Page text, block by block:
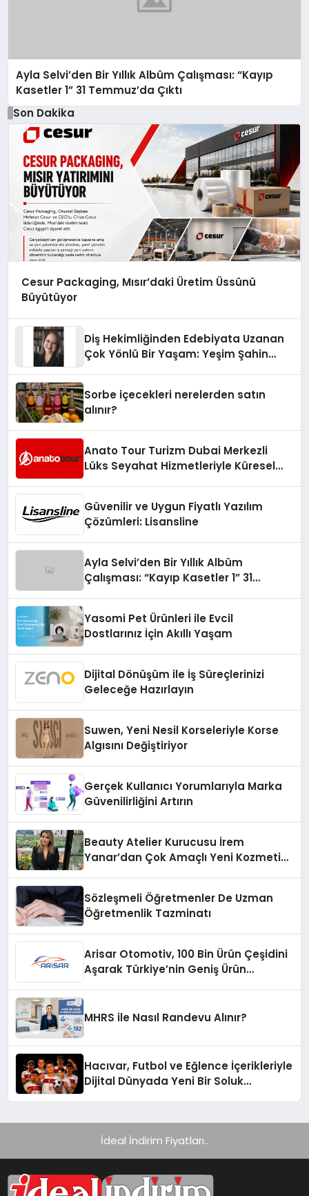
Ayla Selvi’den Bir Yıllık Albüm Çalışması: “Kayıp
Kasetler 1” 31 Temmuz’da Çıktı
Son Dakika
Cesur Packaging, Mısır’daki Üretim Üssünü
Büyütüyor
Diş Hekimliğinden Edebiyata Uzanan
Çok Yönlü Bir Yaşam: Yeşim Şahin
Sorbe içecekleri nerelerden satın
alınır?
Anato Tour Turizm Dubai Merkezli
Lüks Seyahat Hizmetleriyle Küresel
Güvenilir ve Uygun Fiyatlı Yazılım
Çözümleri: Lisansline
Ayla Selvi’den Bir Yıllık Albüm
Çalışması: “Kayıp Kasetler 1” 31
Yasomi Pet Ürünleri ile Evcil
Dostlarınız İçin Akıllı Yaşam
Dijital Dönüşüm ile İş Süreçlerinizi
Geleceğe Hazırlayın
Suwen, Yeni Nesil Korseleriyle Korse
Algısını Değiştiriyor
Gerçek Kullanıcı Yorumlarıyla Marka
Güvenilirliğini Artırın
Beauty Atelier Kurucusu İrem
Yanar’dan Çok Amaçlı Yeni Kozmetik
Sözleşmeli Öğretmenler De Uzman
Öğretmenlik Tazminatı
Arisar Otomotiv, 100 Bin Ürün Çeşidini
Aşarak Türkiye’nin Geniş Ürün
MHRS ile Nasıl Randevu Alınır?
Hacıvar, Futbol ve Eğlence İçerikleriyle
Dijital Dünyada Yeni Bir Soluk
İdeal İndirim Fiyatları..